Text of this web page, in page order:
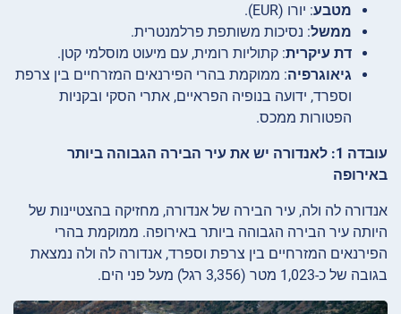
מטבע: יורו (EUR).
ממשל: נסיכות משותפת פרלמנטרית.
דת עיקרית: קתוליות רומית, עם מיעוט מוסלמי קטן.
גיאוגרפיה: ממוקמת בהרי הפירנאים המזרחיים בין צרפת
וספרד, ידועה בנופיה הפראיים, אתרי הסקי ובקניות
הפטורות ממכס.
עובדה 1: לאנדורה יש את עיר הבירה הגבוהה ביותר
באירופה
אנדורה לה ולה, עיר הבירה של אנדורה, מחזיקה בהצטיינות של
היותה עיר הבירה הגבוהה ביותר באירופה. ממוקמת בהרי
הפירנאים המזרחיים בין צרפת וספרד, אנדורה לה ולה נמצאת
בגובה של כ-1,023 מטר (3,356 רגל) מעל פני הים.